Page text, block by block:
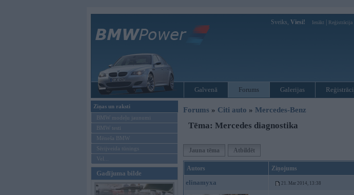
Sveiks, Viesi! Ienākt Reģistrācija
Galvenā Forums Galerijas
Ziņas un raksti
BMW modeļu jaunumi
BMW testi
Mēneša BMW
Sērijveida tūnings
Vel...
Gadījuma bilde
Forums » Citi auto » Mercedes-Benz
Tēma: Mercedes diagnostika
Jauna tēma Atbildēt
Autors Ziņojums
elinamyxa 21. Mar 2014, 13:38